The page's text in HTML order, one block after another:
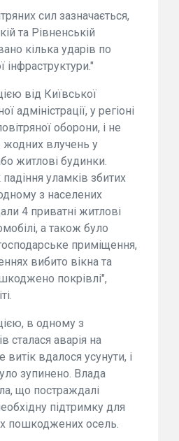
сил зазначається,
та Рівненській
кілька ударів по
інфраструктури."
від Київської
адміністрації, у регіоні
оборони, і не
жодних влучень у
житлові будинки.
уламків збитих
з населених
4 приватні житлові
а також було
приміщення,
вибито вікна та
покрівлі",
в одному з
сталася аварія на
витік вдалося усунути, і
зупинено. Влада
що постраждалі
підтримку для
пошкоджених осель.